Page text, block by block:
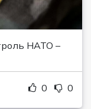
НАТО –
0 0